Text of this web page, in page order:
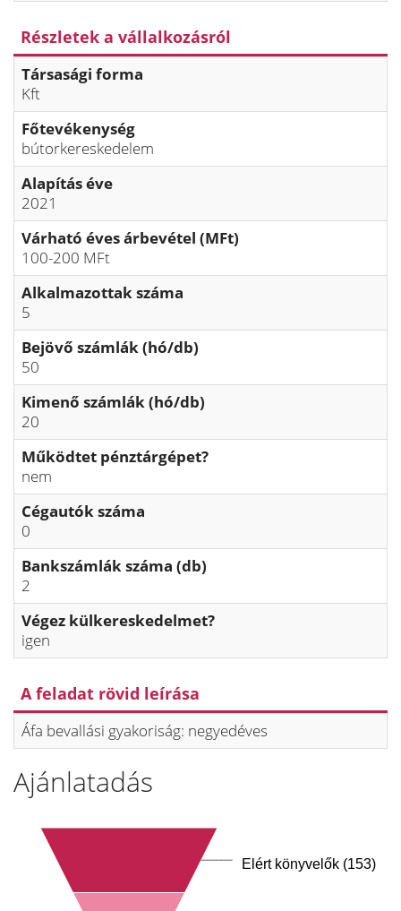
Részletek a vállalkozásról
Társasági forma
Kft
Főtevékenység
bútorkereskedelem
Alapítás éve
2021
Várható éves árbevétel (MFt)
100-200 MFt
Alkalmazottak száma
5
Bejövő számlák (hó/db)
50
Kimenő számlák (hó/db)
20
Működtet pénztárgépet?
nem
Cégautók száma
0
Bankszámlák száma (db)
2
Végez külkereskedelmet?
igen
A feladat rövid leírása
Áfa bevallási gyakoriság: negyedéves
Ajánlatadás
Elért könyvelők (153)